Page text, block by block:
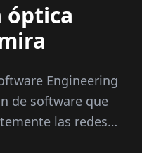
óptica
Engineering
de software que
las redes